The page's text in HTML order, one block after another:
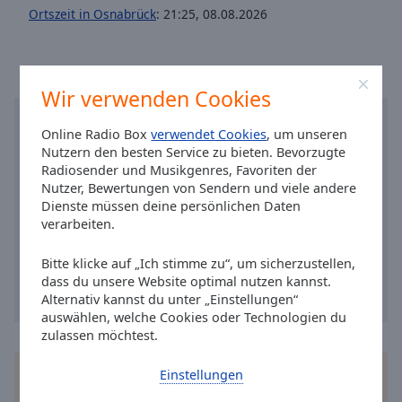
Wir verwenden Cookies
Online Radio Boxverwendet Cookies, um unseren
Nutzern den besten Service zu bieten. Bevorzugte
Radiosender und Musikgenres, Favoriten der
Nutzer, Bewertungen von Sendern und viele andere
Dienste müssen deine persönlichen Daten
verarbeiten.
Bitte klicke auf „Ich stimme zu“, um sicherzustellen,
dass du unsere Website optimal nutzen kannst.
Alternativ kannst du unter „Einstellungen“
auswählen, welche Cookies oder Technologien du
zulassen möchtest.
Einstellungen
Area
Color
Ortszeit in Osnabrück: 21:25, 08.08.2026
Installieren Sie gratisGratisapp